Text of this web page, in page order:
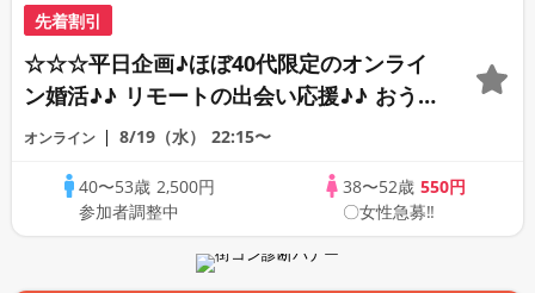
先着割引
☆☆☆平日企画♪ほぼ40代限定のオンライ
ン婚活♪♪ リモートの出会い応援♪♪ おう
ちで乾杯しませんか♪♪ ☆全国の方が対象
PARTY!!
オンライン 8/19（水） 22:15〜
40〜53歳 2,500円
参加者調整中
38〜52歳 550円
〇女性急募‼